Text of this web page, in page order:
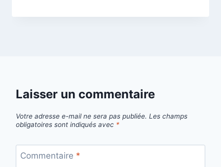
Laisser un commentaire
Votre adresse e-mail ne sera pas publiée. Les champs
obligatoires sont indiqués avec *
Commentaire *